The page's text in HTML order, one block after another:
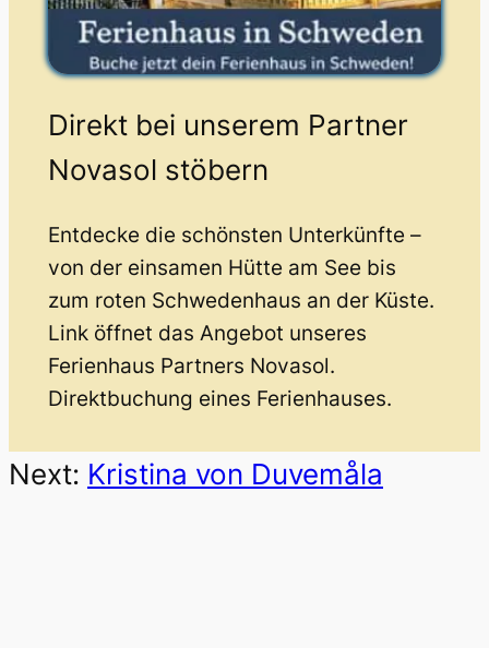
Direkt bei unserem Partner
Novasol stöbern
Entdecke die schönsten Unterkünfte –
von der einsamen Hütte am See bis
zum roten Schwedenhaus an der Küste.
Link öffnet das Angebot unseres
Ferienhaus Partners Novasol.
Direktbuchung eines Ferienhauses.
Next: Kristina von Duvemåla